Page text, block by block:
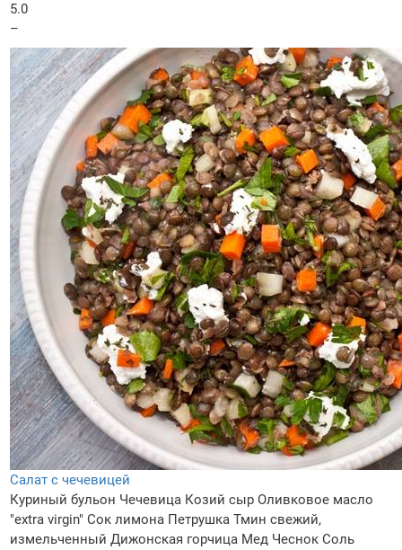
5.0
–
Салат с чечевицей
Куриный бульон Чечевица Козий сыр Оливковое масло
"extra virgin" Сок лимона Петрушка Тмин свежий,
измельченный Дижонская горчица Мед Чеснок Соль